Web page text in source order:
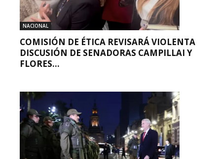
NACIONAL
COMISIÓN DE ÉTICA REVISARÁ VIOLENTA
DISCUSIÓN DE SENADORAS CAMPILLAI Y
FLORES...